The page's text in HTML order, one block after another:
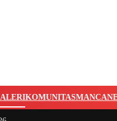
KOMUNITAS